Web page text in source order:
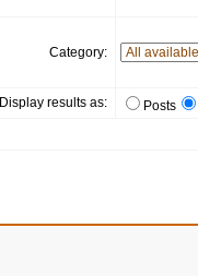
Category:
Display results as: Posts